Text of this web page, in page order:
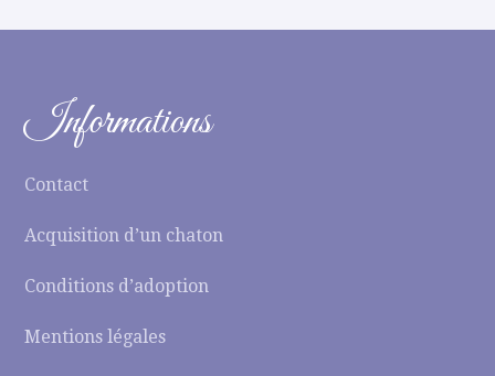
Informations
Contact
Acquisition d’un chaton
Conditions d’adoption
Mentions légales